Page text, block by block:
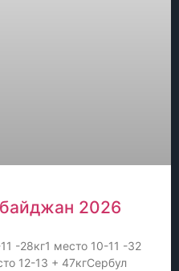
2026
-28кг1 место 10-11 -32
12-13 + 47кгСербул